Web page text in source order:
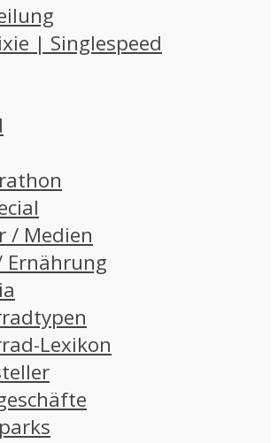
| Singlespeed
/ Medien
Ernährung
Lexikon